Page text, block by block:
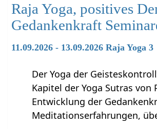
Raja Yoga, positives
Gedankenkraft
11.09.2026 - 13.09.2026 Raja Yoga 3
Der Yoga der
Kapitel der Yoga Sutras von
Entwicklung der
Meditationserfahrungen,